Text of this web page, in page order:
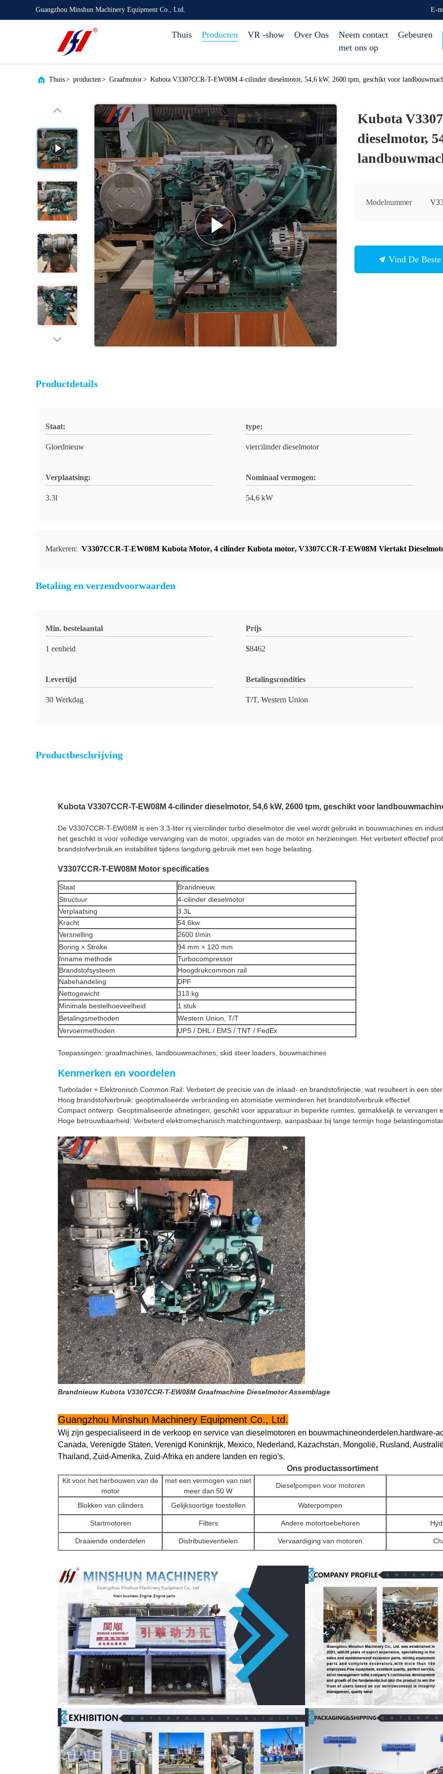
Guangzhou Minshun Machinery Equipment Co., Ltd. E-
Thuis Producten VR -show Over Ons
Neem contact
met ons op
Gebeuren
Thuis> producten> Graafmotor> Kubota V3307CCR-T-EW08M 4-cilinder dieselmotor, 54,6 kW, 2600 tpm, geschikt voor
Kubota
dieselmotor,
Modelnummer
Vind De
Productdetails
Staat:
Gloednieuw
type:
viercilinder dieselmotor
Verplaatsing:
3.3l
Nominaal vermogen:
54,6 kW
Markeren: V3307CCR-T-EW08M Kubota Motor, 4 cilinder Kubota motor, V3307CCR-T-EW08M Viertakt
Betaling en verzendvoorwaarden
Min. bestelaantal
1 eenheid
Prijs
$8462
Levertijd
30 Werkdag
Betalingscondities
T/T, Western Union
Productbeschrijving
Kubota V3307CCR-T-EW08M 4-cilinder dieselmotor, 54,6 kW, 2600 tpm, geschikt voor
De V3307CCR-T-EW08M is een 3,3-liter rij viercilinder turbo dieselmotor die veel wordt gebruikt in bouwmachines en
het geschikt is voor volledige vervanging van de motor, upgrades van de motor en herzieningen. Het verbetert effectief
brandstofverbruik,en instabiliteit tijdens langdurig gebruik met een hoge belasting.
V3307CCR-T-EW08M Motor specificaties
Staat
Brandnieuw.
Structuur
4-cilinder dieselmotor
Verplaatsing
3.3L
Kracht
54.6kw
Versnelling
2600 t/min
Boring × Stroke
94 mm × 120 mm
Inname methode
Turbocompressor
Brandstofsysteem
Hoogdrukcommon rail
Nabehandeling
DPF
Nettogewicht
313 kg
Minimale bestelhoeveelheid
1 stuk
Betalingsmethoden
Western Union, T/T
Vervoermethoden
UPS / DHL / EMS / TNT / FedEx
Toepassingen: graafmachines, landbouwmachines, skid steer loaders, bouwmachines
Kenmerken en voordelen
Turbolader + Elektronisch Common Rail: Verbetert de precisie van de inlaad- en brandstofinjectie, wat resulteert in een
Hoog brandstofverbruik: geoptimaliseerde verbranding en atomisatie verminderen het brandstofverbruik effectief.
Compact ontwerp: Geoptimaliseerde afmetingen, geschikt voor apparatuur in beperkte ruimtes, gemakkelijk te vervangen
Hoge betrouwbaarheid: Verbeterd elektromechanisch matchingontwerp, aanpasbaar bij lange termijn hoge
Brandnieuw Kubota V3307CCR-T-EW08M Graafmachine Dieselmotor Assemblage
Guangzhou Minshun Machinery Equipment Co., Ltd.
Wij zijn gespecialiseerd in de verkoop en service van dieselmotoren en bouwmachineonderdelen.hardware-
Canada, Verenigde Staten, Verenigd Koninkrijk, Mexico, Nederland, Kazachstan, Mongolië, Rusland,
Thailand, Zuid-Amerika, Zuid-Afrika en andere landen en regio's.
Ons productassortiment
Kit voor het herbouwen van de
motor
met een vermogen van niet
meer dan 50 W
Dieselpompen voor motoren
Blokken van cilinders Gelijksoortige toestellen Waterpompen
Startmotoren Filters Andere motortoebehoren
Draaiende onderdelen Distributieventielen Vervaardiging van motoren